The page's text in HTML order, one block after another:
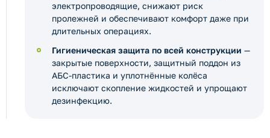
электропроводящие, снижают риск
пролежней и обеспечивают комфорт даже при
длительных операциях.
Гигиеническая защита по всей конструкции —
закрытые поверхности, защитный поддон из
АБС-пластика и уплотнённые колёса
исключают скопление жидкостей и упрощают
дезинфекцию.